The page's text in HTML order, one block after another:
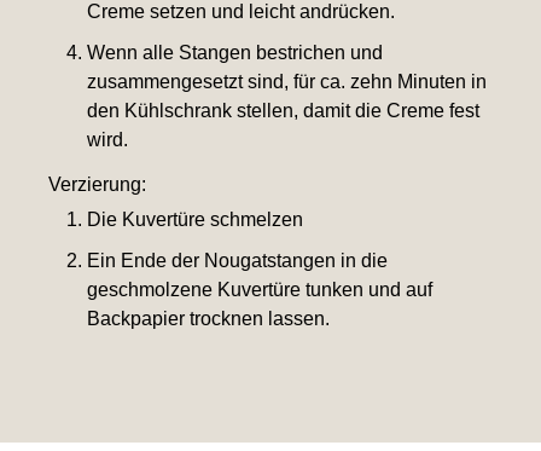
Creme setzen und leicht andrücken.
Wenn alle Stangen bestrichen und
zusammengesetzt sind, für ca. zehn Minuten in
den Kühlschrank stellen, damit die Creme fest
wird.
Verzierung:
Die Kuvertüre schmelzen
Ein Ende der Nougatstangen in die
geschmolzene Kuvertüre tunken und auf
Backpapier trocknen lassen.